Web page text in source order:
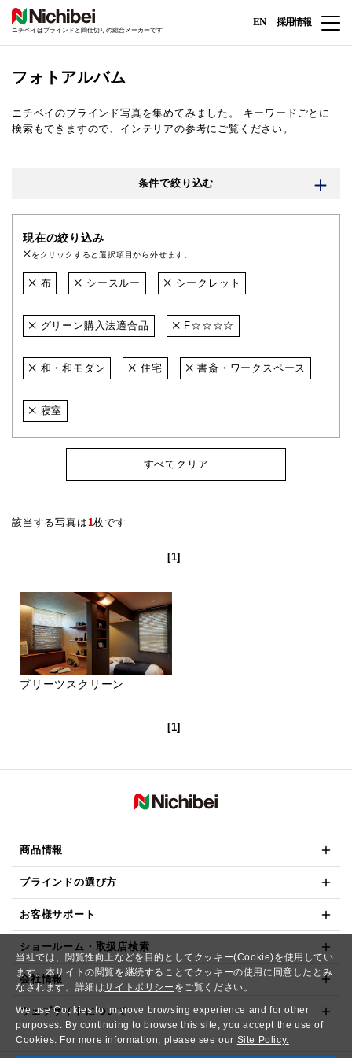
当社では、閲覧性向上などを目的としてクッキー(Cookie)を使用してい
ます。本サイトの閲覧を継続することでクッキーの使用に同意したとみ
なされます。詳細はサイトポリシー をご覧ください。
We use Cookies to improve browsing experience and for other
purposes. By continuing to browse this site, you accept the use of
Cookies. For more information, please see our Site Policy.
ニチベイはブラインドと間仕切りの総合メーカーです
EN 採用情報
フォトアルバム
ニチベイのブラインド写真を集めてみました。
キーワードごとに
検索もできますので、インテリアの参考にご覧ください。
条件で絞り込む
現在の絞り込み
をクリックすると選択項目から外せます。
布 シースルー シークレット
グリーン購入法適合品 F☆☆☆☆
和・和モダン 住宅 書斎・ワークスペース
寝室
すべてクリア
該当する写真は1枚です
[1]
プリーツスクリーン
[1]
商品情報
ブラインドの選び方
お客様サポート
ショールーム・取扱店検索
会社情報
ウェブサイトについて